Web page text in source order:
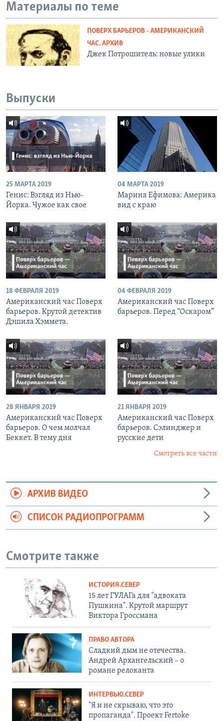
Материалы по теме
ПОВЕРХ БАРЬЕРОВ - АМЕРИКАНСКИЙ
ЧАС. АРХИВ
Джек Потрошитель: новые улики
Выпуски
25 МАРТА 2019
Генис: Взгляд из Нью-
Йорка. Чужое как свое
04 МАРТА 2019
Марина Ефимова: Америка
вид с краю
18 ФЕВРАЛЯ 2019
Американский час Поверх
барьеров. Крутой детектив
Дэшила Хэммета.
04 ФЕВРАЛЯ 2019
Американский час Поверх
барьеров. Перед “Оскаром”
28 ЯНВАРЯ 2019
Американский час Поверх
барьеров. О чем молчал
Беккет. В тему дня
21 ЯНВАРЯ 2019
Американский час Поверх
барьеров. Сэлинджер и
русские дети
Смотреть все части
АРХИВ ВИДЕО
СПИСОК РАДИОПРОГРАММ
Смотрите также
ИСТОРИЯ.СЕВЕР
15 лет ГУЛАГа для "адвоката
Пушкина". Крутой маршрут
Виктора Гроссмана
ПРАВО АВТОРА
Сладкий дым не отечества.
Андрей Архангельский – о
романе релоканта
ИНТЕРВЬЮ.СЕВЕР
"Я и не скрываю, что это
пропаганда". Проект Fertoke